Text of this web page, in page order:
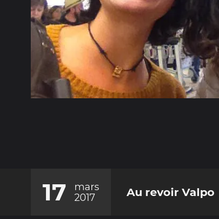
17
mars
2017
Au revoir Valpo